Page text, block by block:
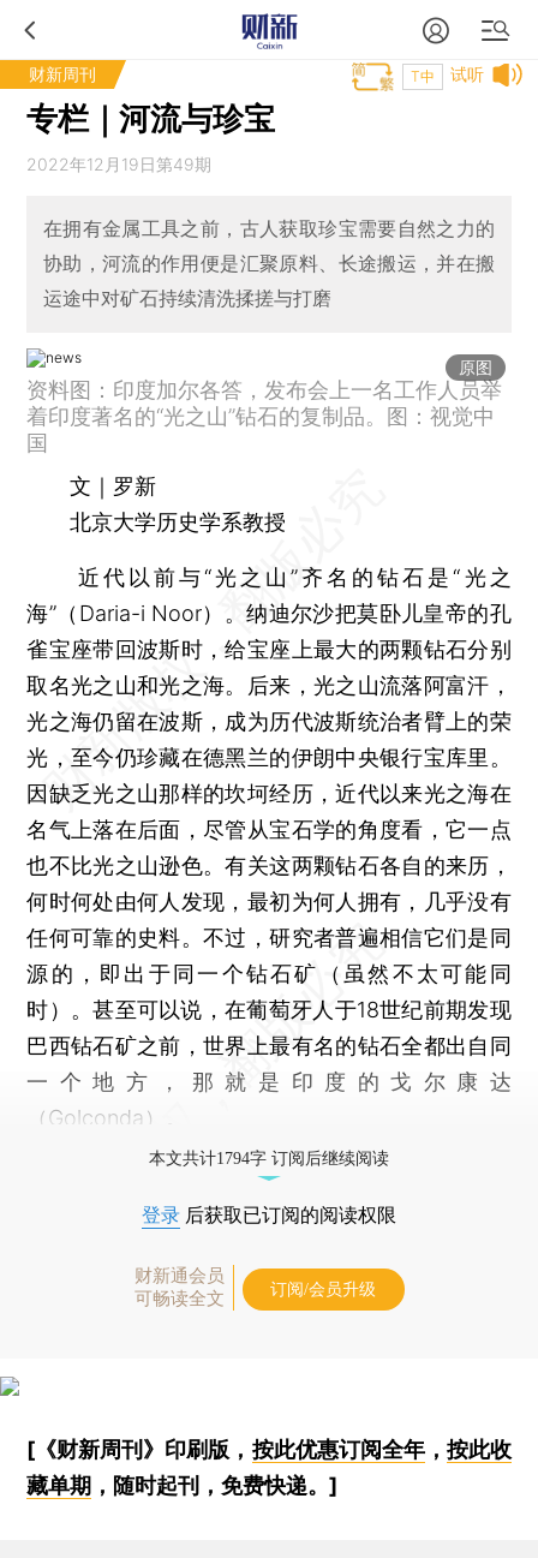
财新周刊 试听
T中
专栏｜河流与珍宝
2022年12月19日第49期
在拥有金属工具之前，古人获取珍宝需要自然之力的
协助，河流的作用便是汇聚原料、长途搬运，并在搬
运途中对矿石持续清洗揉搓与打磨
原图
资料图：印度加尔各答，发布会上一名工作人员举
着印度著名的“光之山”钻石的复制品。图：视觉中
国
文｜罗新
北京大学历史学系教授
近代以前与“光之山”齐名的钻石是“光之
海”（Daria-i Noor）。纳迪尔沙把莫卧儿皇帝的孔
雀宝座带回波斯时，给宝座上最大的两颗钻石分别
取名光之山和光之海。后来，光之山流落阿富汗，
光之海仍留在波斯，成为历代波斯统治者臂上的荣
光，至今仍珍藏在德黑兰的伊朗中央银行宝库里。
因缺乏光之山那样的坎坷经历，近代以来光之海在
名气上落在后面，尽管从宝石学的角度看，它一点
也不比光之山逊色。有关这两颗钻石各自的来历，
何时何处由何人发现，最初为何人拥有，几乎没有
任何可靠的史料。不过，研究者普遍相信它们是同
源的，即出于同一个钻石矿（虽然不太可能同
时）。甚至可以说，在葡萄牙人于18世纪前期发现
巴西钻石矿之前，世界上最有名的钻石全都出自同
一个地方，那就是印度的戈尔康达
（Golconda）。
本文共计1794字 订阅后继续阅读
登录 后获取已订阅的阅读权限
财新通会员
可畅读全文
订阅/会员升级
[《财新周刊》印刷版， 按此优惠订阅全年， 按此收
藏单期 ，随时起刊，免费快递。]